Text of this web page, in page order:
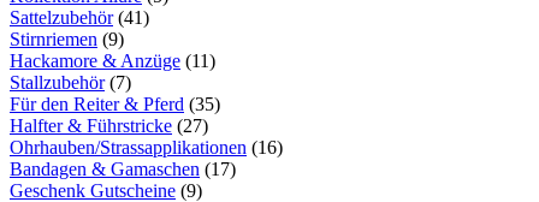
Sattelzubehör(41)
Stirnriemen (9)
Hackamore & Anzüge (11)
Stallzubehör(7)
Für den Reiter & Pferd (35)
Halfter & Führstricke (27)
Ohrhauben/Strassapplikationen (16)
Bandagen & Gamaschen (17)
Geschenk Gutscheine (9)